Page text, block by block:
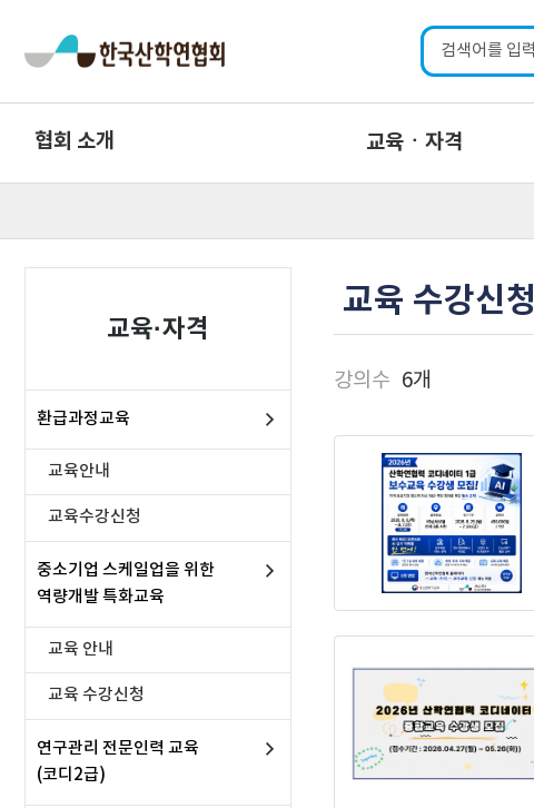
협회 소개 교육ㆍ자격
교육·자격
환급과정교육
교육안내
교육수강신청
중소기업 스케일업을 위한
역량개발 특화교육
교육 안내
교육 수강신청
연구관리 전문인력 교육
(코디2급)
교육 수강신청
강의수 6개